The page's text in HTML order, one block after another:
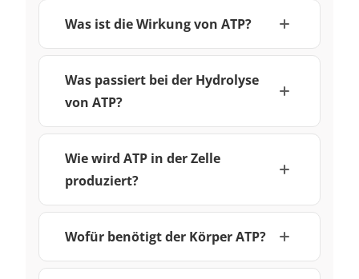
Was ist die Wirkung von ATP?
Was passiert bei der Hydrolyse
von ATP?
Wie wird ATP in der Zelle
produziert?
Wofür benötigt der Körper ATP?